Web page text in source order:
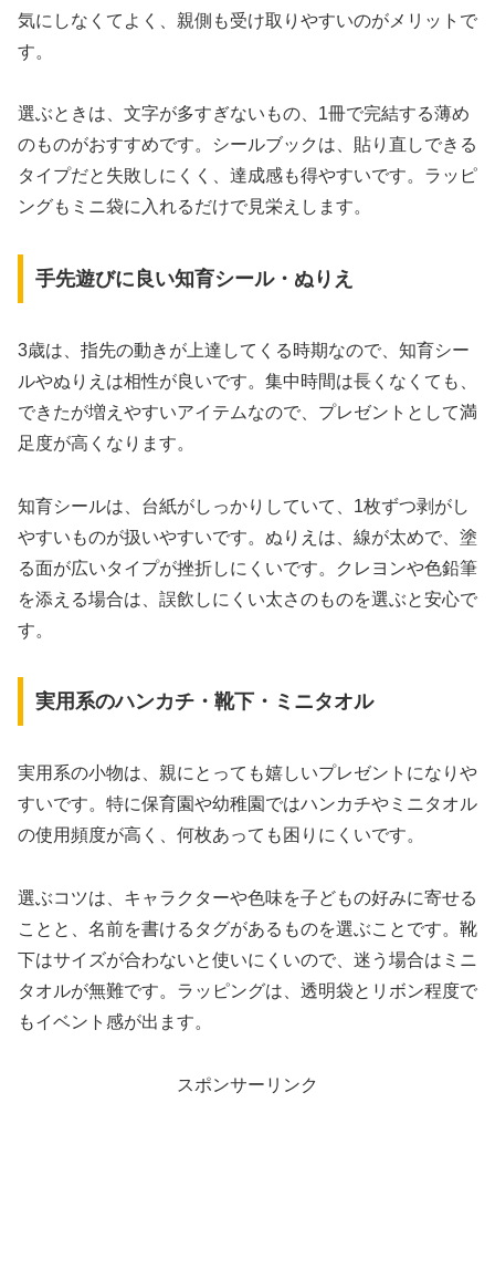
気にしなくてよく、親側も受け取りやすいのがメリットで
す。
選ぶときは、文字が多すぎないもの、1冊で完結する薄め
のものがおすすめです。シールブックは、貼り直しできる
タイプだと失敗しにくく、達成感も得やすいです。ラッピ
ングもミニ袋に入れるだけで見栄えします。
手先遊びに良い知育シール・ぬりえ
3歳は、指先の動きが上達してくる時期なので、知育シー
ルやぬりえは相性が良いです。集中時間は長くなくても、
できたが増えやすいアイテムなので、プレゼントとして満
足度が高くなります。
知育シールは、台紙がしっかりしていて、1枚ずつ剥がし
やすいものが扱いやすいです。ぬりえは、線が太めで、塗
る面が広いタイプが挫折しにくいです。クレヨンや色鉛筆
を添える場合は、誤飲しにくい太さのものを選ぶと安心で
す。
実用系のハンカチ・靴下・ミニタオル
実用系の小物は、親にとっても嬉しいプレゼントになりや
すいです。特に保育園や幼稚園ではハンカチやミニタオル
の使用頻度が高く、何枚あっても困りにくいです。
選ぶコツは、キャラクターや色味を子どもの好みに寄せる
ことと、名前を書けるタグがあるものを選ぶことです。靴
下はサイズが合わないと使いにくいので、迷う場合はミニ
タオルが無難です。ラッピングは、透明袋とリボン程度で
もイベント感が出ます。
スポンサーリンク